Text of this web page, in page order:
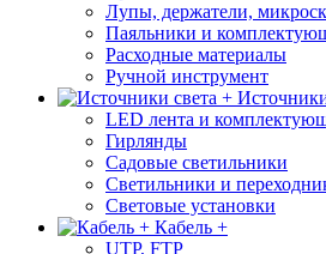
Лупы, держатели,
Паяльники и
Расходные материалы
Ручной инструмент
LED лента и
Гирлянды
Садовые светильники
Светильники и
Световые установки
Кабель +
UTP, FTP